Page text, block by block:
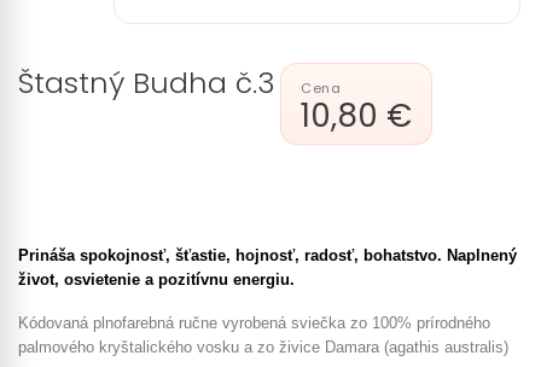
Štastný Budha č.3
10,80 €
Prináša spokojnosť, šťastie, hojnosť, radosť, bohatstvo. Naplnený
život, osvietenie a pozitívnu energiu.
Kódovaná plnofarebná ručne vyrobená sviečka zo 100% prírodného
palmového kryštalického vosku a zo živice Damara (agathis australis)